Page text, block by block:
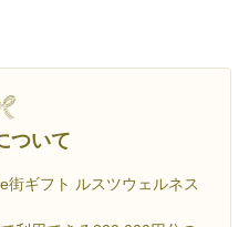
ついて
街ギフト ルスツウェルネス